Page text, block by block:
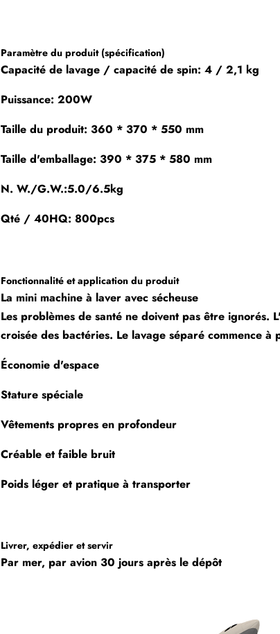
Paramètre du produit (spécification)
Capacité de lavage / capacité de spin: 4 / 2,1 kg
Puissance: 200W
Taille du produit: 360 * 370 * 550 mm
Taille d'emballage: 390 * 375 * 580 mm
N. W./G.W.:5.0/6.5kg
Qté / 40HQ: 800pcs
Fonctionnalité et application du produit
La mini machine à laver avec sécheuse
Les problèmes de santé ne doivent pas être
croisée des bactéries. Le lavage séparé commence à
Économie d'espace
Stature spéciale
Vêtements propres en profondeur
Créable et faible bruit
Poids léger et pratique à transporter
Livrer, expédier et servir
Par mer, par avion 30 jours après le dépôt